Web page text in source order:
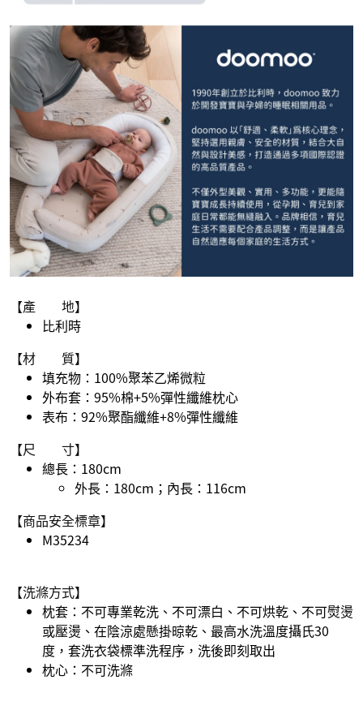
【產 地】
比利時
【材 質】
填充物：100%聚苯乙烯微粒
外布套：95%棉+5%彈性纖維枕心
表布：92%聚酯纖維+8%彈性纖維
【尺 寸】
總長：180cm
外長：180cm；內長：116cm
【商品安全標章】
M35234
【洗滌方式】
枕套：不可專業乾洗、不可漂白、不可烘乾、不可熨燙
或壓燙、在陰涼處懸掛晾乾、最高水洗溫度攝氏30
度，套洗衣袋標準洗程序，洗後即刻取出
枕心：不可洗滌